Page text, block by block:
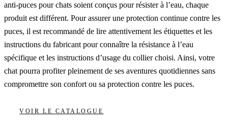
anti-puces pour chats soient conçus pour résister à l’eau, chaque
produit est différent. Pour assurer une protection continue contre les
puces, il est recommandé de lire attentivement les étiquettes et les
instructions du fabricant pour connaître la résistance à l’eau
spécifique et les instructions d’usage du collier choisi. Ainsi, votre
chat pourra profiter pleinement de ses aventures quotidiennes sans
compromettre son confort ou sa protection contre les puces.
VOIR LE CATALOGUE